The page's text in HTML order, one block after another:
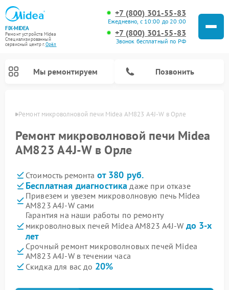
FIX-MIDEA
Ремонт устройств Midea
Специализированный
cервисный центр г.Орёл
+7 (800) 301-55-83
Ежедневно, с 10:00 до 20:00
+7 (800) 301-55-83
Звонок бесплатный по РФ
Мы ремонтируем Позвонить
Ремонт микроволновой печи Midea AM823 A4J-W в Орле
Ремонт микроволновой печи Midea
AM823 A4J-W в Орле
Стоимость ремонта от 380 руб.
Бесплатная диагностика даже при отказе
Привезем и увезем микроволновую печь Midea
AM823 A4J-W сами
Гарантия на наши работы по ремонту
микроволновых печей Midea AM823 A4J-W до 3-х
лет
Срочный ремонт микроволновых печей Midea
AM823 A4J-W в течении часа
Скидка для вас до 20%